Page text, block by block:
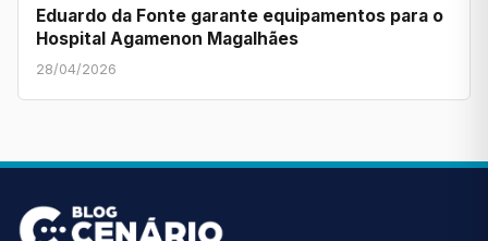
Eduardo da Fonte garante equipamentos para o
Hospital Agamenon Magalhães
28/04/2026